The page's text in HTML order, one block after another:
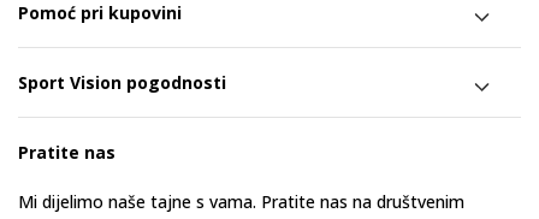
Pomoć pri kupovini
Sport Vision pogodnosti
Pratite nas
Mi dijelimo naše tajne s vama. Pratite nas na društvenim